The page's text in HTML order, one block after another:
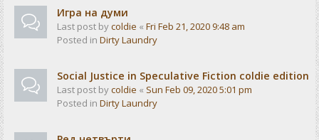
Игра на думи
Last post bycoldie « Fri Feb 21, 2020 9:48 am
Posted in Dirty Laundry
Social Justice in Speculative Fiction coldie edition
Last post bycoldie « Sun Feb 09, 2020 5:01 pm
Posted in Dirty Laundry